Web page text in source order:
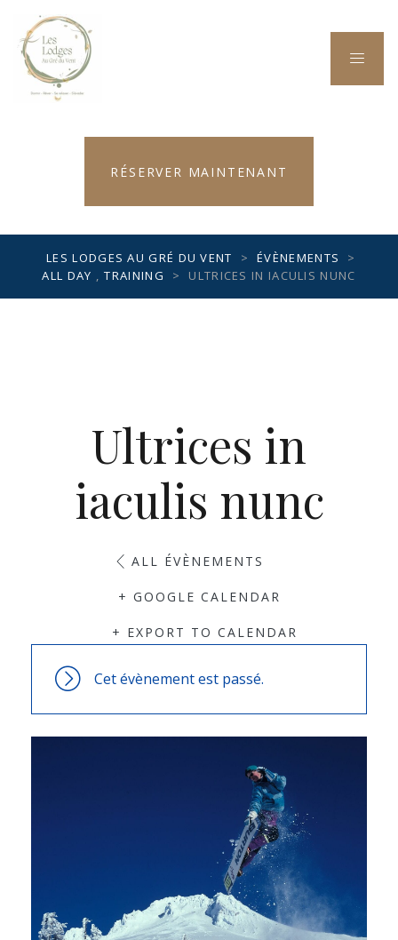
RÉSERVER MAINTENANT
LES LODGES AU GRÉ DU VENT > ÉVÈNEMENTS
>
ALL DAY , TRAINING > ULTRICES IN IACULIS NUNC
Ultrices in
iaculis nunc
ALL ÉVÈNEMENTS
+ GOOGLE CALENDAR
+ EXPORT TO CALENDAR
Cet évènement est passé.